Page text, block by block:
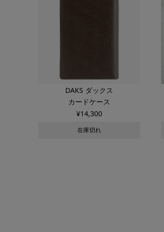
DAKS ダックス
カードケース
¥14,300
在庫切れ